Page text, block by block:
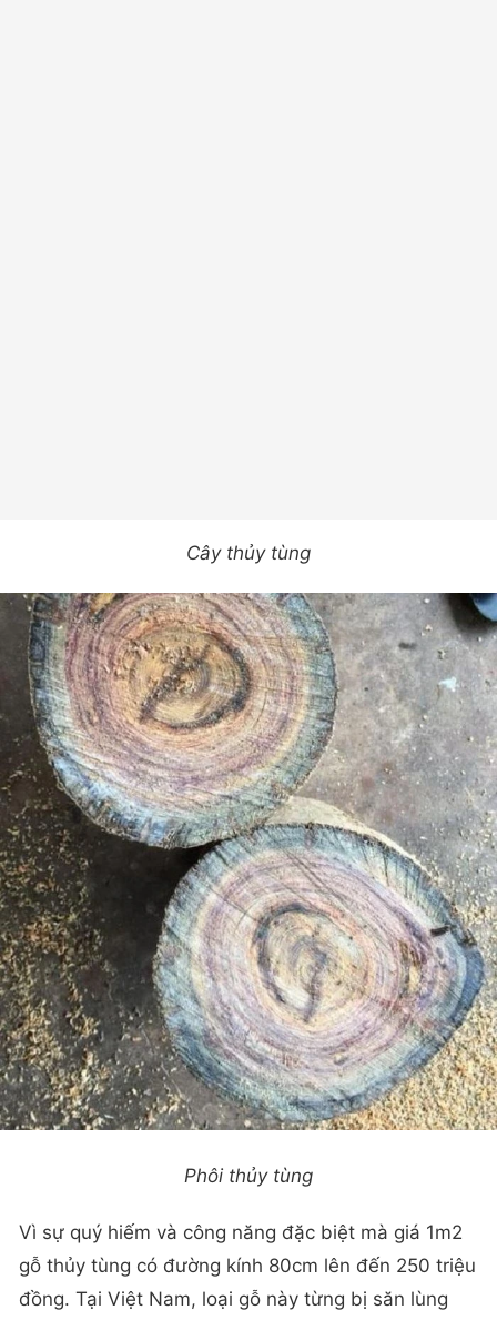
Cây thủy tùng
Phôi thủy tùng
Vì sự quý hiếm và công năng đặc biệt mà giá 1m2
gỗ thủy tùng có đường kính 80cm lên đến 250 triệu
đồng. Tại Việt Nam, loại gỗ này từng bị săn lùng